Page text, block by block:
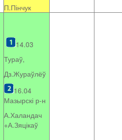
П.Пінчук
14.03
Тураў,
Дз.Жураўлёў
16.04
Мазырскі р-н
А.Халандач
+А.Зяцікаў